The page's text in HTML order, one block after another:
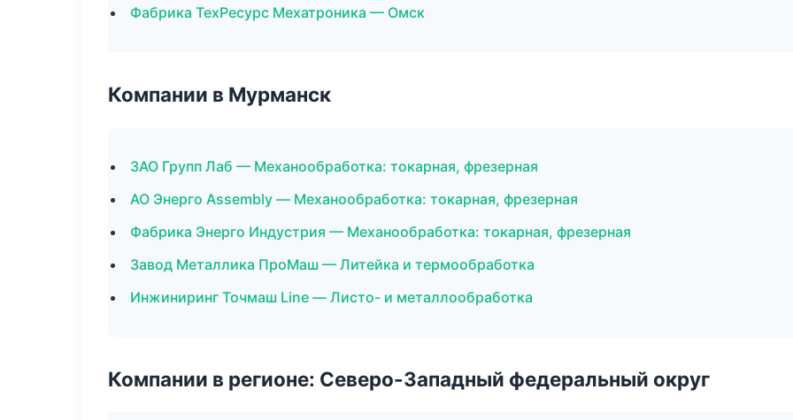
Фабрика ТехРесурс Мехатроника — Омск
Компании в Мурманск
ЗАО Групп Лаб — Механообработка: токарная, фрезерная
АО Энерго Assembly — Механообработка: токарная, фрезерная
Фабрика Энерго Индустрия — Механообработка: токарная, фрезерная
Завод Металлика ПроМаш — Литейка и термообработка
Инжиниринг Точмаш Line — Листо- и металлообработка
Компании в регионе: Северо-Западный федеральный округ